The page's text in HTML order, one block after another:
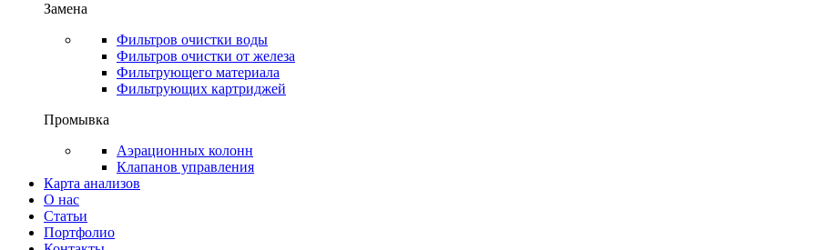
Замена
Фильтров очистки воды
Фильтров очистки от железа
Фильтрующего материала
Фильтрующих картриджей
Промывка
Аэрационных колонн
Клапанов управления
Карта анализов
О нас
Статьи
Портфолио